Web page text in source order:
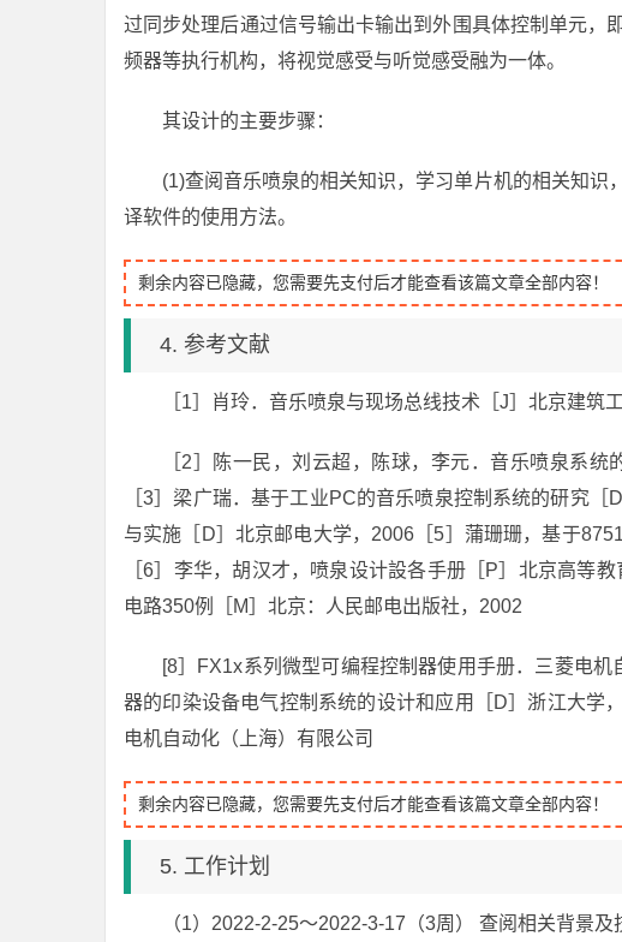
过同步处理后通过信号输出卡输出到外围具体控制单元，
频器等执行机构，将视觉感受与听觉感受融为一体。
其设计的主要步骤：
(1)查阅音乐喷泉的相关知识，学习单片机的相关知
译软件的使用方法。
剩余内容已隐藏，您需要先支付后才能查看该篇文章全部内容！
4. 参考文献
［1］肖玲．音乐喷泉与现场总线技术［J］北京建筑
［2］陈一民，刘云超，陈球，李元．音乐喷泉系统
［3］梁广瑞．基于工业PC的音乐喷泉控制系统的研究
与实施［D］北京邮电大学，2006［5］蒲珊珊，基于
［6］李华，胡汉才，喷泉设计設各手册［P］北京高等
电路350例［M］北京：人民邮电出版社，2002
[8］FX1x系列微型可编程控制器使用手册．三菱电
器的印染设备电气控制系统的设计和应用［D］浙江大学
电机自动化（上海）有限公司
剩余内容已隐藏，您需要先支付后才能查看该篇文章全部内容！
5. 工作计划
（1）2022-2-25～2022-3-17（3周） 查阅相关背景